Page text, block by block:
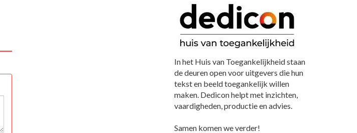
In het Huis van Toegankelijkheid staan
de deuren open voor uitgevers die hun
tekst en beeld toegankelijk willen
maken. Dedicon helpt met inzichten,
vaardigheden, productie en advies.
Samen komen we verder!